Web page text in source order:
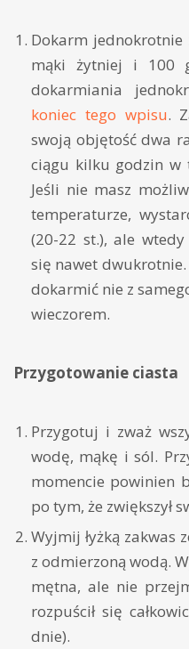
Dokarm
mąki żytniej i 100
dokarmiania
koniec tego wpisu.
swoją objętość dwa
ciągu kilku godzin w
Jeśli nie masz
temperaturze,
(20-22 st.), ale
się nawet
dokarmić nie z
wieczorem.
Przygotowanie ciasta
Przygotuj i zważ
wodę, mąkę i sól.
momencie powinien
po tym, że zwiększył
Wyjmij łyżką zakwas
z odmierzoną wodą.
mętna, ale nie
rozpuścił się
dnie).